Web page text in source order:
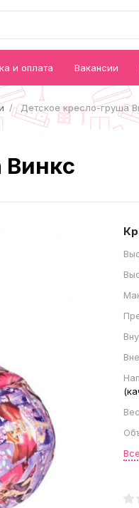
и оплата Вакансии
Детское кресло-груша
Винкc